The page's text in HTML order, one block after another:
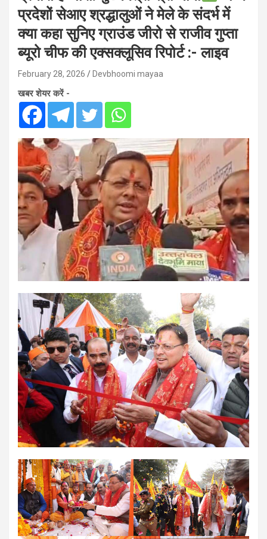
प्रदेशों सेआए श्रद्धालुओं ने मेले के संदर्भ में
क्या कहा सुनिए ग्राउंड जीरो से राजीव गुप्ता
ब्यूरो चीफ की एक्सक्लूसिव रिपोर्ट :- लाइव
February 28, 2026 Devbhoomi mayaa
खबर शेयर करें -